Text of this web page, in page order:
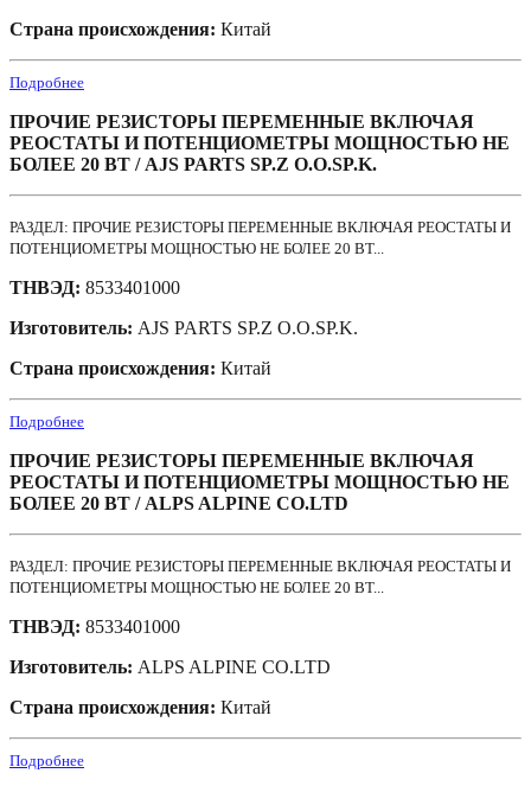
Страна происхождения: Китай
Подробнее
ПРОЧИЕ РЕЗИСТОРЫ ПЕРЕМЕННЫЕ ВКЛЮЧАЯ
РЕОСТАТЫ И ПОТЕНЦИОМЕТРЫ МОЩНОСТЬЮ НЕ
БОЛЕЕ 20 ВТ / AJS PARTS SP.Z O.O.SP.K.
РАЗДЕЛ: ПРОЧИЕ РЕЗИСТОРЫ ПЕРЕМЕННЫЕ ВКЛЮЧАЯ РЕОСТАТЫ И
ПОТЕНЦИОМЕТРЫ МОЩНОСТЬЮ НЕ БОЛЕЕ 20 ВТ...
ТНВЭД: 8533401000
Изготовитель: AJS PARTS SP.Z O.O.SP.K.
Страна происхождения: Китай
Подробнее
ПРОЧИЕ РЕЗИСТОРЫ ПЕРЕМЕННЫЕ ВКЛЮЧАЯ
РЕОСТАТЫ И ПОТЕНЦИОМЕТРЫ МОЩНОСТЬЮ НЕ
БОЛЕЕ 20 ВТ / ALPS ALPINE CO.LTD
РАЗДЕЛ: ПРОЧИЕ РЕЗИСТОРЫ ПЕРЕМЕННЫЕ ВКЛЮЧАЯ РЕОСТАТЫ И
ПОТЕНЦИОМЕТРЫ МОЩНОСТЬЮ НЕ БОЛЕЕ 20 ВТ...
ТНВЭД: 8533401000
Изготовитель: ALPS ALPINE CO.LTD
Страна происхождения: Китай
Подробнее